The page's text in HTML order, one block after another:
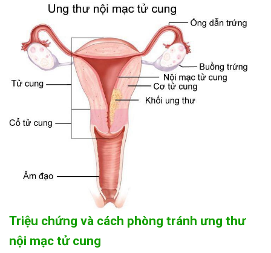
Triệu chứng và cách phòng tránh ưng thư
nội mạc tử cung